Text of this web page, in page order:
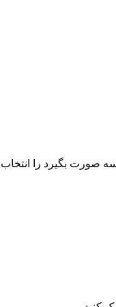
صورت بگیرد را انتخاب